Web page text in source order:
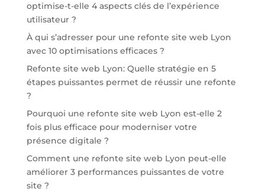
optimise-t-elle 4 aspects clés de l’expérience
utilisateur ?
À qui s’adresser pour une refonte site web Lyon
avec 10 optimisations efficaces ?
Refonte site web Lyon: Quelle stratégie en 5
étapes puissantes permet de réussir une refonte
?
Pourquoi une refonte site web Lyon est-elle 2
fois plus efficace pour moderniser votre
présence digitale ?
Comment une refonte site web Lyon peut-elle
améliorer 3 performances puissantes de votre
site ?